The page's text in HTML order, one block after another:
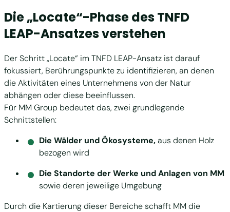
Die „Locate“-Phase des TNFD
LEAP-Ansatzes verstehen
Der Schritt „Locate“ im TNFD LEAP-Ansatz ist darauf
fokussiert, Berührungspunkte zu identifizieren, an denen
die Aktivitäten eines Unternehmens von der Natur
abhängen oder diese beeinflussen.
Für MM Group bedeutet das, zwei grundlegende
Schnittstellen:
Die Wälder und Ökosysteme,aus denen Holz
bezogen wird
Die Standorte der Werke und Anlagen von MM
sowie deren jeweilige Umgebung
Durch die Kartierung dieser Bereiche schafft MM die